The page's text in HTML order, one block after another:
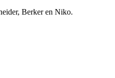
Berker en Niko.